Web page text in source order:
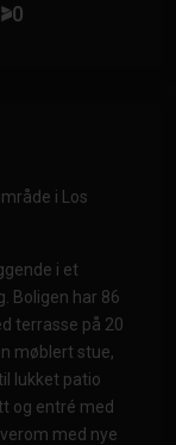
0
i Los
i et
Boligen har 86
terrasse på 20
møblert stue,
lukket patio
og entré med
med nye